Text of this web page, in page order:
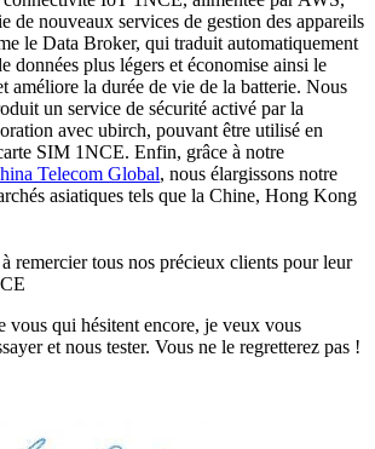
de nouveaux services de gestion des appareils
le Data Broker, qui traduit automatiquement
données plus légers et économise ainsi le
améliore la durée de vie de la batterie. Nous
un service de sécurité activé par la
avec ubirch, pouvant être utilisé en
SIM 1NCE. Enfin, grâce à notre
Telecom Global, nous élargissons notre
asiatiques tels que la Chine, Hong Kong
remercier tous nos précieux clients pour leur
vous qui hésitent encore, je veux vous
et nous tester. Vous ne le regretterez pas !